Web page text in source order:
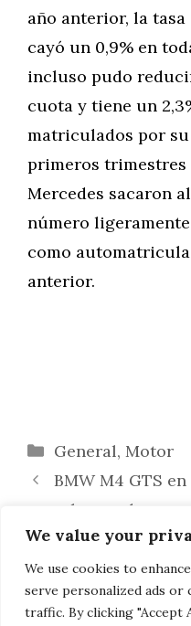
We value your
We use cookies to
serve personalized ads or
traffic. By clicking "Accept
año anterior, la
cayó un 0,9% en
incluso pudo
cuota y tiene un
matriculados por
primeros trimestres
Mercedes sacaron
número
como
anterior.
Categorías
General, Motor
BMW M4 GTS
su color predecesor
EE.UU.: 97
destruidos en el
tren de automóviles